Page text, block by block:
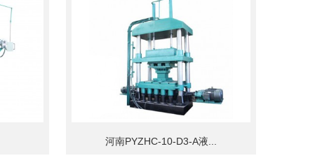
河南PYZHC-10-D3-A液...